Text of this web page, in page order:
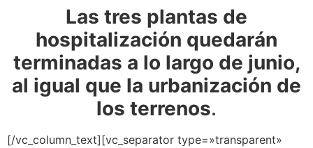
Las tres plantas de
hospitalización quedarán
terminadas a lo largo de junio,
al igual que la urbanización de
los terrenos.
[/vc_column_text][vc_separator type=»transparent»